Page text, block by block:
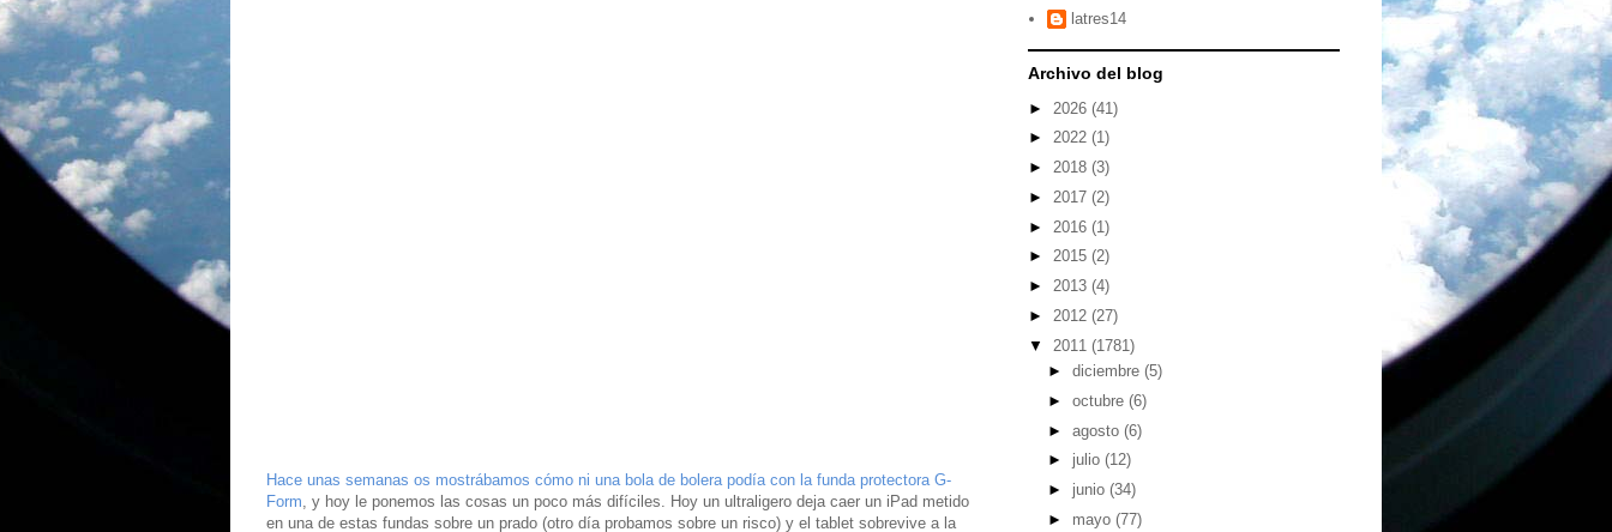
Hace unas semanas os mostrábamos cómo ni una bola de bolera podía con la funda protectora G-
Form, y hoy le ponemos las cosas un poco más difíciles. Hoy un ultraligero deja caer un iPad metido
en una de estas fundas sobre un prado (otro día probamos sobre un risco) y el tablet sobrevive a la
latres14
Archivo del blog
► 2026 (41)
► 2022 (1)
► 2018 (3)
► 2017 (2)
► 2016 (1)
► 2015 (2)
► 2013 (4)
► 2012 (27)
▼ 2011 (1781)
► diciembre (5)
► octubre (6)
► agosto (6)
► julio (12)
► junio (34)
► mayo (77)